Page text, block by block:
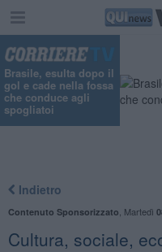
Brasile, esulta dopo il
gol e cade nella fossa
che conduce agli
spogliatoi
Indietro
Contenuto Sponsorizzato Martedì
Cultura, sociale,